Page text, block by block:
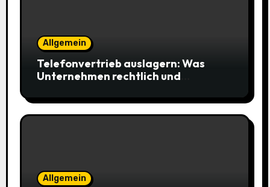
Allgemein
Telefonvertrieb auslagern: Was
Unternehmen rechtlich und
Allgemein